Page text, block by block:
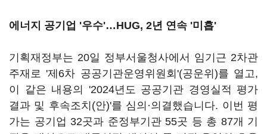
에너지 공기업 '우수'…HUG, 2년 연속 '미흡'
기획재정부는 20일 정부서울청사에서 임기근 2차관
주재로 '제6차 공공기관운영위원회'(공운위)를 열고,
이 같은 내용의 '2024년도 공공기관 경영실적 평가
결과 및 후속조치(안)'를 심의·의결했습니다. 이번 평
가는 공기업 32곳과 준정부기관 55곳 등 총 87개 기